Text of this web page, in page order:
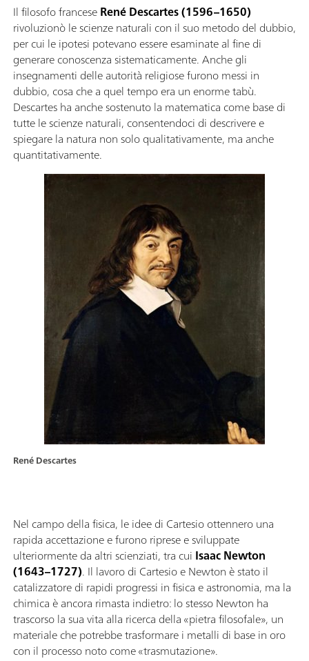
René Descartes
Il filosofo franceseRené Descartes (1596–1650)
rivoluzionò le scienze naturali con il suo metodo del dubbio,
per cui le ipotesi potevano essere esaminate al fine di
generare conoscenza sistematicamente. Anche gli
insegnamenti delle autorità religiose furono messi in
dubbio, cosa che a quel tempo era un enorme tabù.
Descartes ha anche sostenuto la matematica come base di
tutte le scienze naturali, consentendoci di descrivere e
spiegare la natura non solo qualitativamente, ma anche
quantitativamente.
Nel campo della fisica, le idee di Cartesio ottennero una
rapida accettazione e furono riprese e sviluppate
ulteriormente da altri scienziati, tra cui Isaac Newton
(1643–1727). Il lavoro di Cartesio e Newton è stato il
catalizzatore di rapidi progressi in fisica e astronomia, ma la
chimica è ancora rimasta indietro: lo stesso Newton ha
trascorso la sua vita alla ricerca della «pietra filosofale», un
materiale che potrebbe trasformare i metalli di base in oro
con il processo noto come «trasmutazione».